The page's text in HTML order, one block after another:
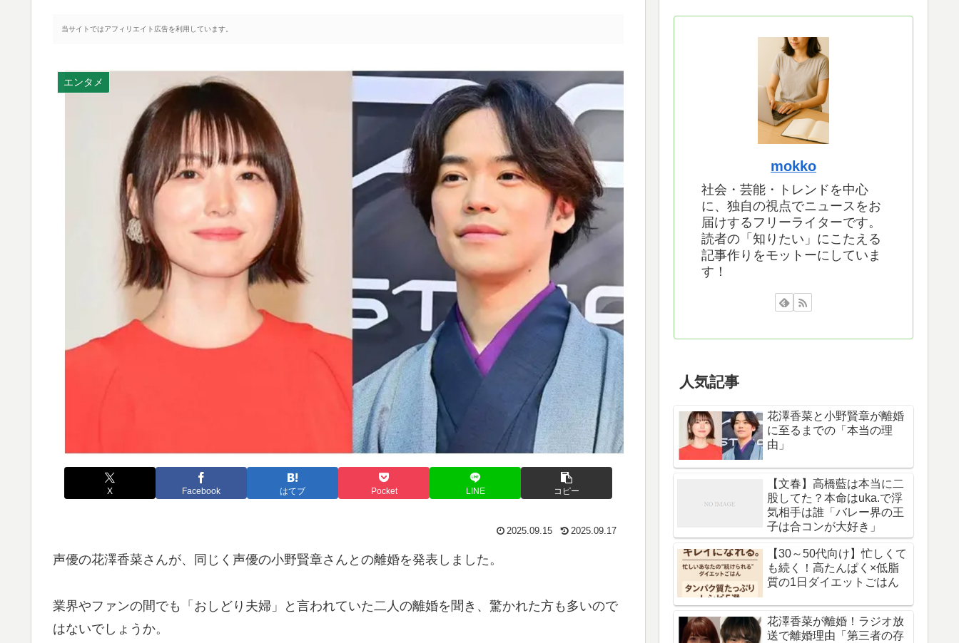
当サイトではアフィリエイト広告を利用しています。
エンタメ
X Facebook はてブ Pocket LINE コピー
2025.09.15 2025.09.17
声優の花澤香菜さんが、同じく声優の小野賢章さんとの離婚を発表しました。
業界やファンの間でも「おしどり夫婦」と言われていた二人の離婚を聞き、驚かれた方も多いので
はないでしょうか。
mokko
社会・芸能・トレンドを中心
に、独自の視点でニュースをお
届けするフリーライターです。
読者の「知りたい」にこたえる
記事作りをモットーにしていま
す！
人気記事
花澤香菜と小野賢章が離婚
に至るまでの「本当の理
由」
【文春】高橋藍は本当に二
股してた？本命はuka.で浮
気相手は誰「バレー界の王
子は合コンが大好き」
【30～50代向け】忙しくて
も続く！高たんぱく×低脂
質の1日ダイエットごはん
花澤香菜が離婚！ラジオ放
送で離婚理由「第三者の存